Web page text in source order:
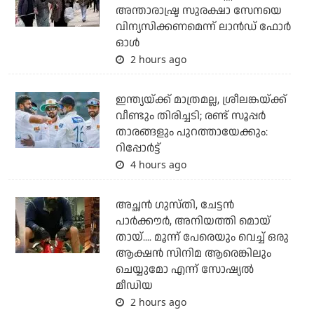
അന്താരാഷ്ട്ര സുരക്ഷാ സേനയെ
വിന്യസിക്കണമെന്ന് ലാന്‍ഡ് ഫോര്‍
ഓള്‍
2 hours ago
ഇന്ത്യയ്ക്ക് മാത്രമല്ല, ശ്രീലങ്കയ്ക്ക്
വീണ്ടും തിരിച്ചടി; രണ്ട് സൂപ്പര്‍
താരങ്ങളും പുറത്തായേക്കും:
റിപ്പോര്‍ട്ട്
4 hours ago
അച്ഛന്‍ ഗുസ്തി, ചേട്ടന്‍
പാര്‍ക്കൗര്‍, അനിയത്തി മൊയ്
തായ്.... മൂന്ന് പേരെയും വെച്ച് ഒരു
ആക്ഷന്‍ സിനിമ ആരെങ്കിലും
ചെയ്യുമോ എന്ന് സോഷ്യല്‍
മീഡിയ
2 hours ago